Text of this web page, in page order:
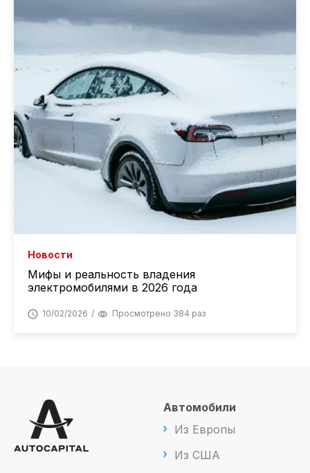
Новости
Мифы и реальность владения
электромобилями в 2026 года
10/02/2026 Просмотрено 384 раз
Автомобили
Из Европы
Из США